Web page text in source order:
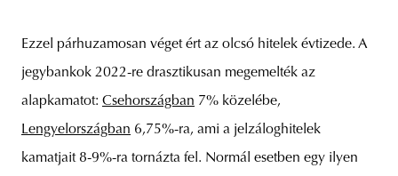
Ezzel párhuzamosan véget ért az olcsó hitelek évtizede. A
jegybankok 2022-re drasztikusan megemelték az
alapkamatot: Csehországban 7% közelébe,
Lengyelországban 6,75%-ra, ami a jelzáloghitelek
kamatjait 8-9%-ra tornázta fel. Normál esetben egy ilyen